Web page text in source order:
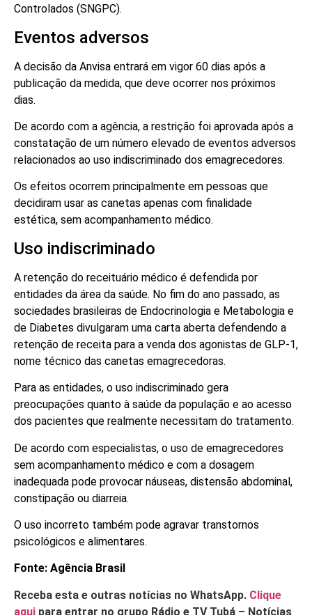
Controlados (SNGPC).
Eventos adversos
A decisão da Anvisa entrará em vigor 60 dias após a
publicação da medida, que deve ocorrer nos próximos
dias.
De acordo com a agência, a restrição foi aprovada após a
constatação de um número elevado de eventos adversos
relacionados ao uso indiscriminado dos emagrecedores.
Os efeitos ocorrem principalmente em pessoas que
decidiram usar as canetas apenas com finalidade
estética, sem acompanhamento médico.
Uso indiscriminado
A retenção do receituário médico é defendida por
entidades da área da saúde. No fim do ano passado, as
sociedades brasileiras de Endocrinologia e Metabologia e
de Diabetes divulgaram uma carta aberta defendendo a
retenção de receita para a venda dos agonistas de GLP-1,
nome técnico das canetas emagrecedoras.
Para as entidades, o uso indiscriminado gera
preocupações quanto à saúde da população e ao acesso
dos pacientes que realmente necessitam do tratamento.
De acordo com especialistas, o uso de emagrecedores
sem acompanhamento médico e com a dosagem
inadequada pode provocar náuseas, distensão abdominal,
constipação ou diarreia.
O uso incorreto também pode agravar transtornos
psicológicos e alimentares.
Fonte: Agência Brasil
Receba esta e outras notícias no WhatsApp. Clique
aqui para entrar no grupo Rádio e TV Tubá – Notícias